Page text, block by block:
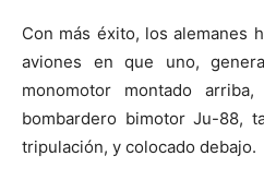
Con más éxito, los alemanes
aviones en que uno,
monomotor montado
bombardero bimotor Ju-88,
tripulación, y colocado debajo.